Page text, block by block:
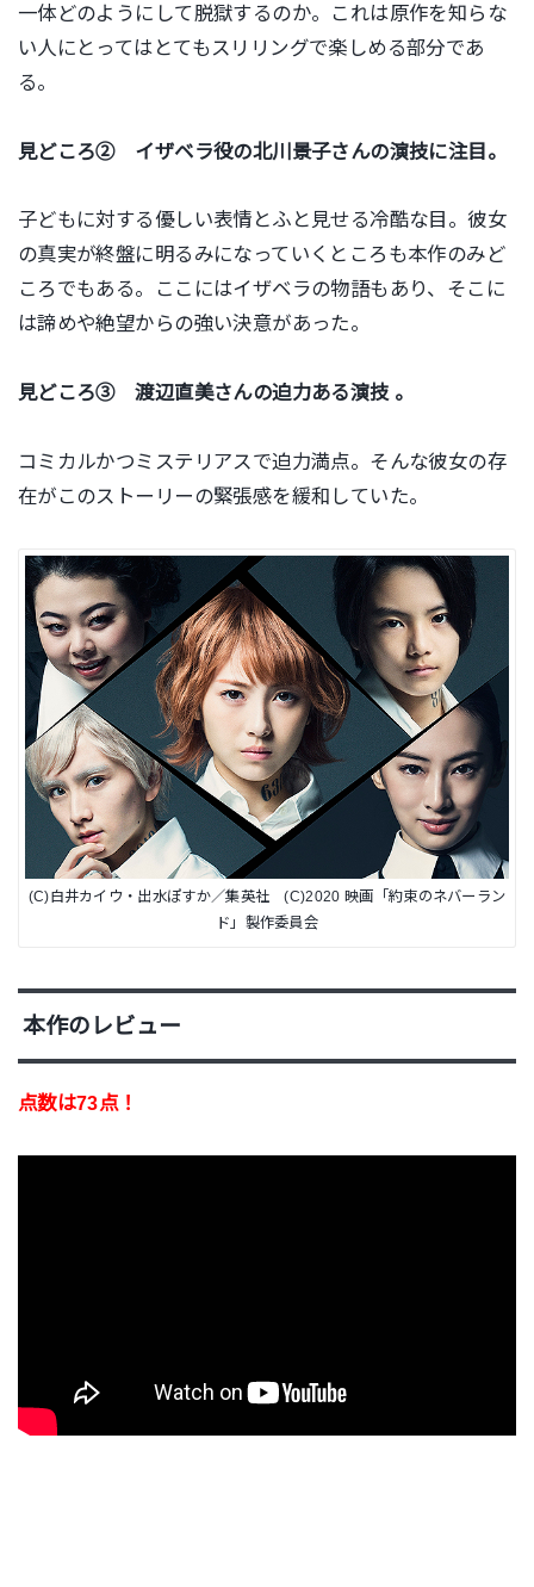
一体どのようにして脱獄するのか。これは原作を知らな
い人にとってはとてもスリリングで楽しめる部分であ
る。
見どころ➁ イザベラ役の北川景子さんの演技に注目。
子どもに対する優しい表情とふと見せる冷酷な目。彼女
の真実が終盤に明るみになっていくところも本作のみど
ころでもある。ここにはイザベラの物語もあり、そこに
は諦めや絶望からの強い決意があった。
見どころ③ 渡辺直美さんの迫力ある演技 。
コミカルかつミステリアスで迫力満点。そんな彼女の存
在がこのストーリーの緊張感を緩和していた。
(C)白井カイウ・出水ぽすか／集英社 (C)2020 映画「約束のネバーラン
ド」製作委員会
本作のレビュー
点数は73点！